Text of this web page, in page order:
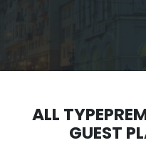
ALL TYPE
GUEST